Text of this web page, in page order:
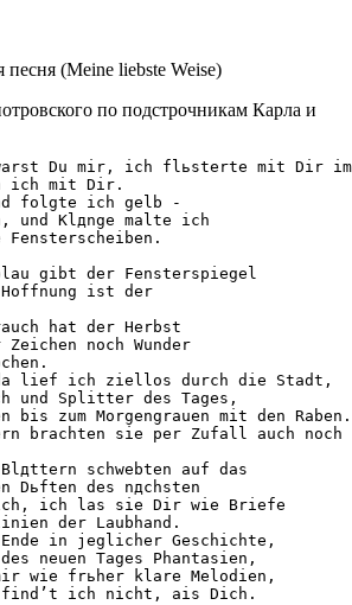
(Meine liebste Weise)
по подстрочникам Карла и
Du mir, ich flьsterte mit Dir im
ich mit Dir.
folgte ich gelb -
und Klдnge malte ich
gibt der Fensterspiegel
ist der
hat der Herbst
noch Wunder
lief ich ziellos durch die Stadt,
und Splitter des Tages,
zum Morgengrauen mit den Raben.
brachten sie per Zufall auch noch
schwebten auf das
Dьften des nдchsten
ich las sie Dir wie Briefe
der Laubhand.
in jeglicher Geschichte,
neuen Tages Phantasien,
wie frьher klare Melodien,
find’t ich nicht, ais Dich.